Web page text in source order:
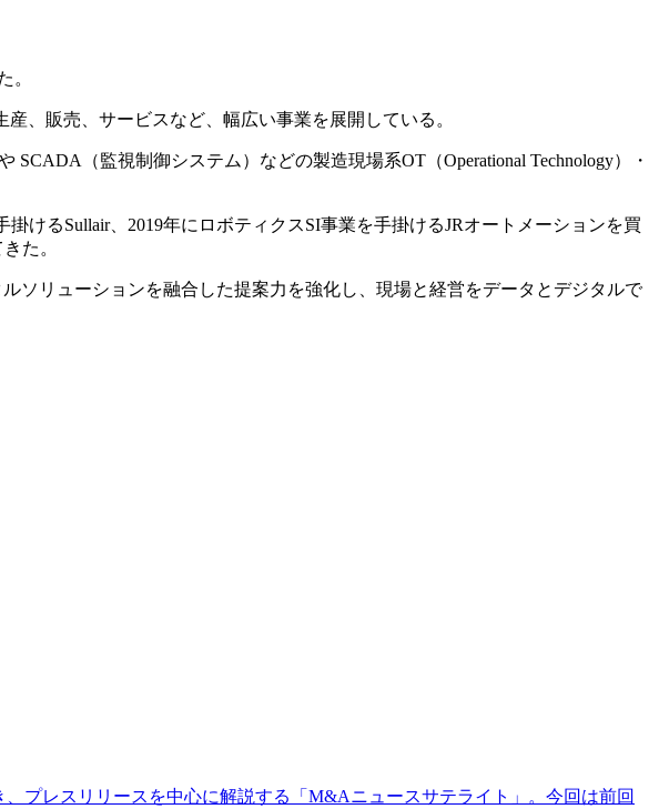
。
、販売、サービスなど、幅広い事業を展開している。
（監視制御システム）などの製造現場系OT（Operational Technology）・
けるSullair、2019年にロボティクスSI事業を手掛けるJRオートメーションを買
た。
ソリューションを融合した提案力を強化し、現場と経営をデータとデジタルで
プレスリリースを中心に解説する「M&Aニュースサテライト」。今回は前回